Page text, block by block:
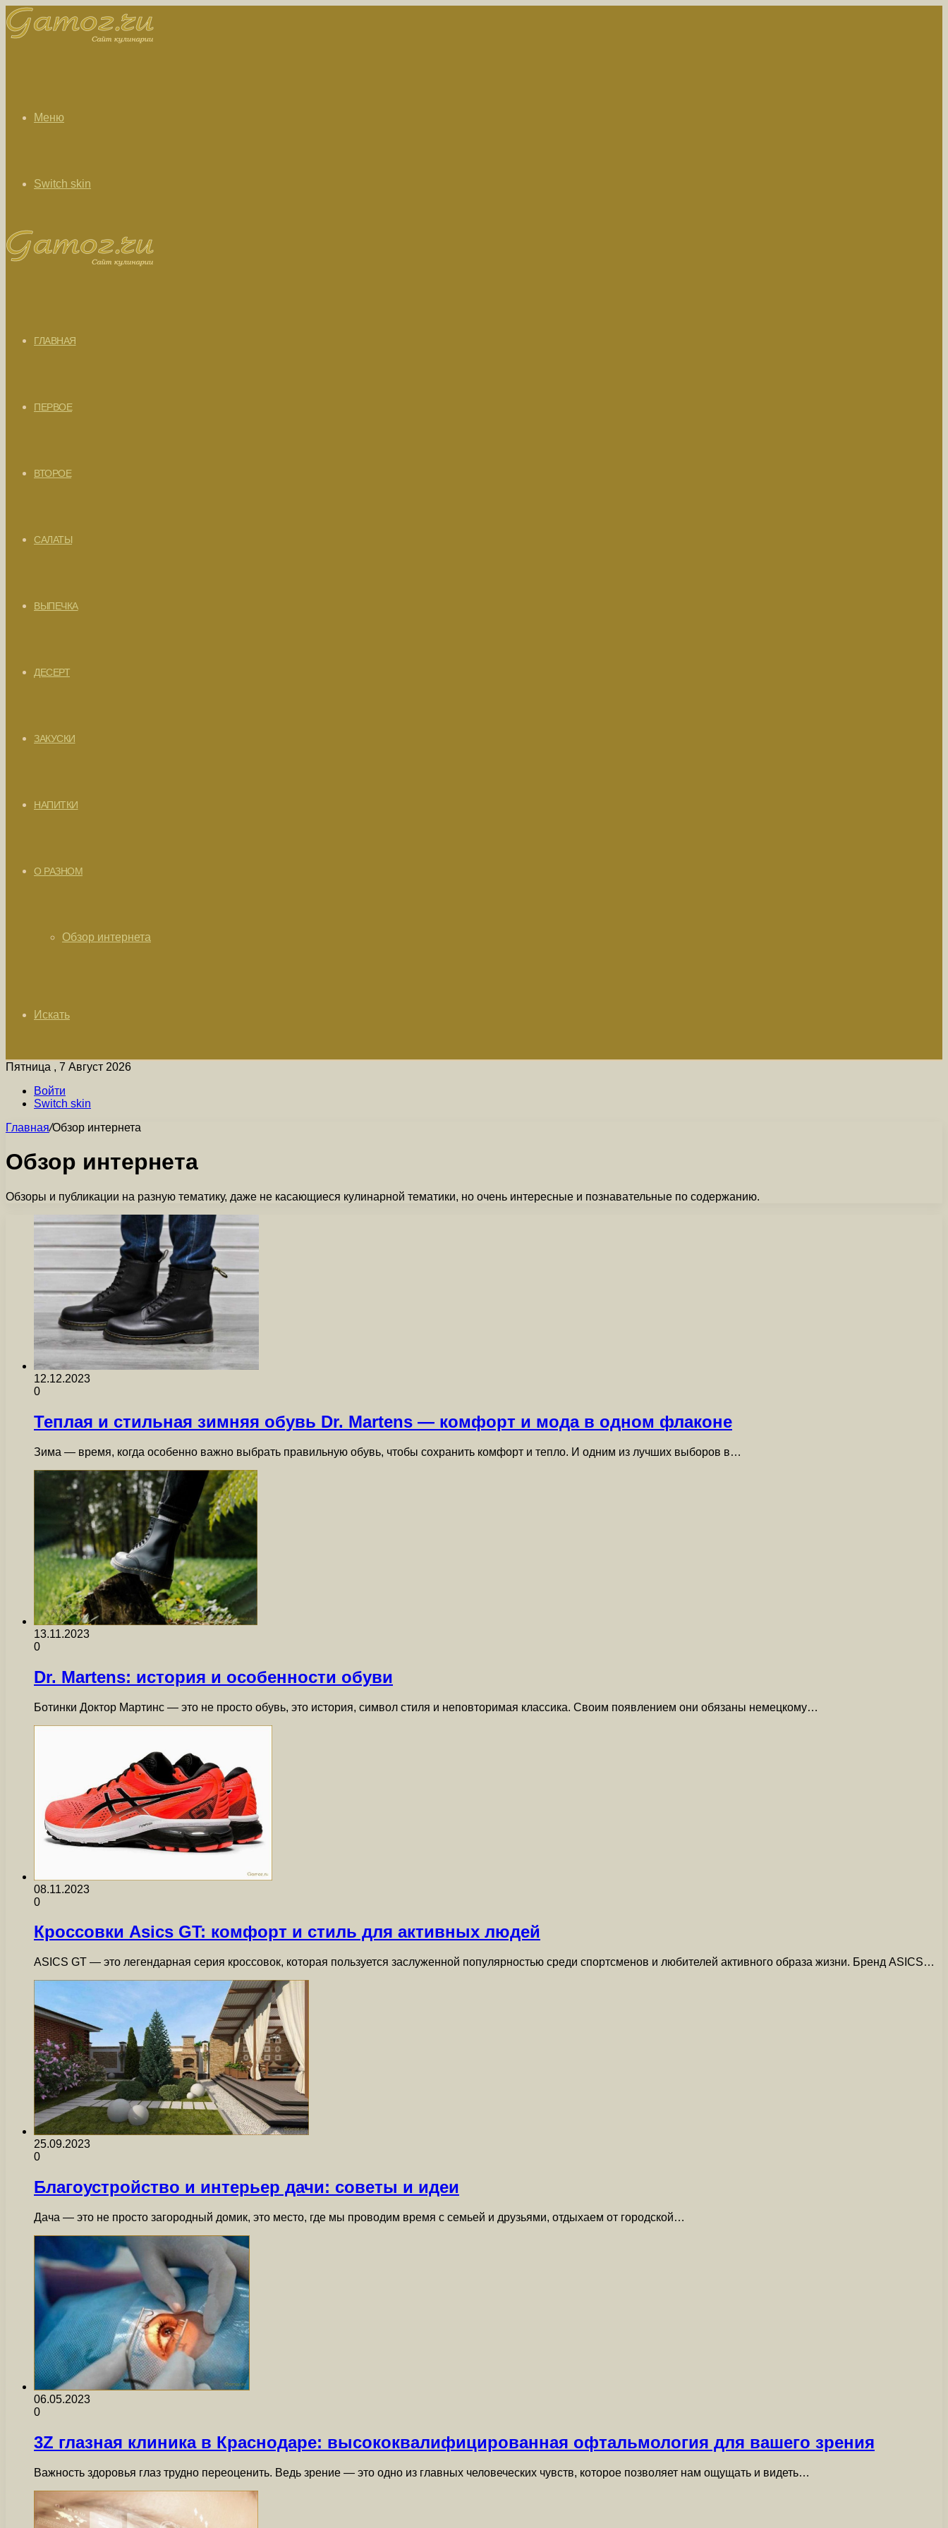
Меню
Switch skin
ГЛАВНАЯ
ПЕРВОЕ
ВТОРОЕ
САЛАТЫ
ВЫПЕЧКА
ДЕСЕРТ
ЗАКУСКИ
НАПИТКИ
О РАЗНОМ
Обзор интернета
Искать
Пятница , 7 Август 2026
Войти
Switch skin
Главная/Обзор интернета
Обзор интернета
Обзоры и публикации на разную тематику, даже не касающиеся кулинарной тематики, но очень интересные и познавательные по содержанию.
12.12.2023
0
Теплая и стильная зимняя обувь Dr. Martens — комфорт и мода в одном флаконе
Зима — время, когда особенно важно выбрать правильную обувь, чтобы сохранить комфорт и тепло. И одним из лучших выборов в…
13.11.2023
0
Dr. Martens: история и особенности обуви
Ботинки Доктор Мартинс — это не просто обувь, это история, символ стиля и неповторимая классика. Своим появлением они обязаны немецкому…
08.11.2023
0
Кроссовки Asics GT: комфорт и стиль для активных людей
ASICS GT — это легендарная серия кроссовок, которая пользуется заслуженной популярностью среди спортсменов и любителей активного образа жизни. Бренд ASICS…
25.09.2023
0
Благоустройство и интерьер дачи: советы и идеи
Дача — это не просто загородный домик, это место, где мы проводим время с семьей и друзьями, отдыхаем от городской…
06.05.2023
0
3Z глазная клиника в Краснодаре: высококвалифицированная офтальмология для вашего зрения
Важность здоровья глаз трудно переоценить. Ведь зрение — это одно из главных человеческих чувств, которое позволяет нам ощущать и видеть…